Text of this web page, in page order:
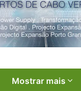
Mostrar mais